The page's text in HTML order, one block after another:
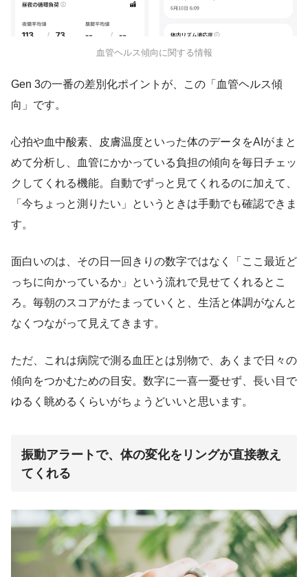
血管ヘルス傾向に関する情報
Gen 3の一番の差別化ポイントが、この「血管ヘルス傾
向」です。
心拍や血中酸素、皮膚温度といった体のデータをAIがまと
めて分析し、血管にかかっている負担の傾向を毎日チェッ
クしてくれる機能。自動でずっと見てくれるのに加えて、
「今ちょっと測りたい」というときは手動でも確認できま
す。
面白いのは、その日一回きりの数字ではなく「ここ最近ど
っちに向かっているか」という流れで見せてくれるとこ
ろ。毎朝のスコアがたまっていくと、生活と体調がなんと
なくつながって見えてきます。
ただ、これは病院で測る血圧とは別物で、あくまで日々の
傾向をつかむための目安。数字に一喜一憂せず、長い目で
ゆるく眺めるくらいがちょうどいいと思います。
振動アラートで、体の変化をリングが直接教え
てくれる